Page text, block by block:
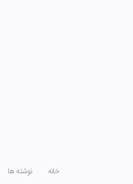
خانه نوشته ها